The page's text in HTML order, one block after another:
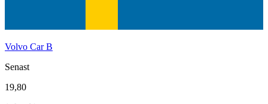
Volvo Car B
Senast
19,80